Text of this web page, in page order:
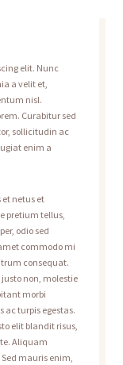
elit. Nunc
a velit et,
nisl.
Curabitur sed
sollicitudin ac
enim a
netus et
pretium tellus,
odio sed
commodo mi
consequat.
non, molestie
morbi
ac turpis egestas.
elit blandit risus,
Aliquam
mauris enim,